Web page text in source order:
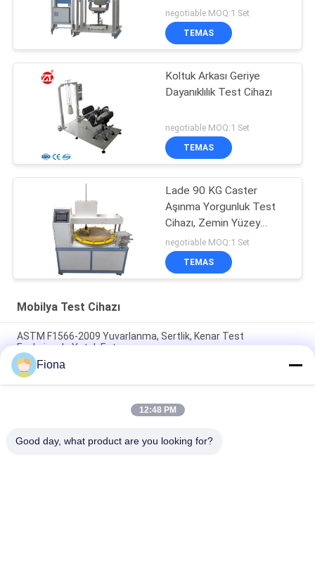
negotiable MOQ:1 Set
TEMAS
Koltuk Arkası Geriye
Dayanıklılık Test Cihazı
negotiable MOQ:1 Set
TEMAS
Lade 90 KG Caster
Aşınma Yorgunluk Test
Cihazı, Zemin Yüzey
Caster Yöntemi Test
Cihazı
negotiable MOQ:1 Set
TEMAS
Mobilya Test Cihazı
ASTM F1566-2009 Yuvarlanma, Sertlik, Kenar Test
Fonksiyonlu Yatak Ester
PLC Kumanda Koltuğu Döner Dayanıklılık Test Cihazı, Darbe
Yok, Gerçekten Simüle Edin
QB / T 1952.1 Mobilya Test Makinası Kanepe / Dayanıklılık
Fiona
12:48 PM
Good day, what product are you looking for?